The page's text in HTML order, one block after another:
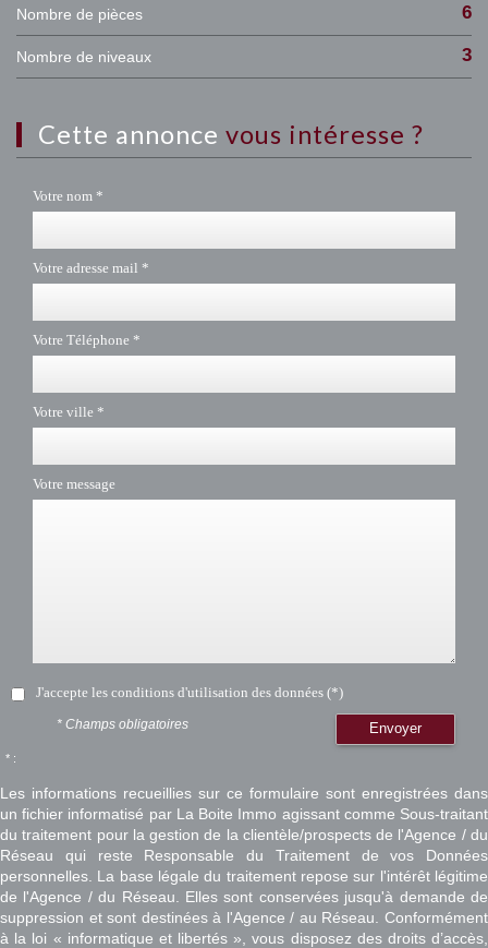
Nombre de pièces 6
Nombre de niveaux 3
cette annonce vous intéresse ?
Votre nom *
Votre adresse mail *
Votre Téléphone *
Votre ville *
Votre message
J'accepte les conditions d'utilisation des données (*)
Envoyer
* Champs obligatoires
* :
Les informations recueillies sur ce formulaire sont enregistrées dans
un fichier informatisé par La Boite Immo agissant comme Sous-traitant
du traitement pour la gestion de la clientèle/prospects de l'Agence / du
Réseau qui reste Responsable du Traitement de vos Données
personnelles. La base légale du traitement repose sur l'intérêt légitime
de l'Agence / du Réseau. Elles sont conservées jusqu'à demande de
suppression et sont destinées à l'Agence / au Réseau. Conformément
à la loi « informatique et libertés », vous disposez des droits d’accès,